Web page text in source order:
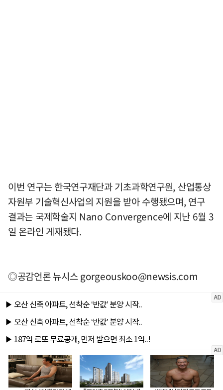
이번 연구는 한국연구재단과 기초과학연구원, 산업통상
자원부 기술혁신사업의 지원을 받아 수행됐으며, 연구
결과는 국제학술지 Nano Convergence에 지난 6월 3
일 온라인 게재됐다.
◎공감언론 뉴시스gorgeouskoo@newsis.com